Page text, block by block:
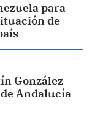
para
de
González
Andalucía